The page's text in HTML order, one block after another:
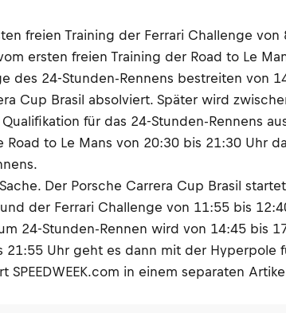
freien Training der Ferrari Challenge von
ersten freien Training der Road to Le
des 24-Stunden-Rennens bestreiten von
Cup Brasil absolviert. Später wird
für das 24-Stunden-Rennens
to Le Mans von 20:30 bis 21:30 Uhr
Der Porsche Carrera Cup Brasil
der Ferrari Challenge von 11:55 bis
24-Stunden-Rennen wird von 14:45 bis
Uhr geht es dann mit der Hyperpole
in einem separaten